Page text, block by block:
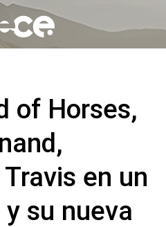
of Horses,
en un
su nueva